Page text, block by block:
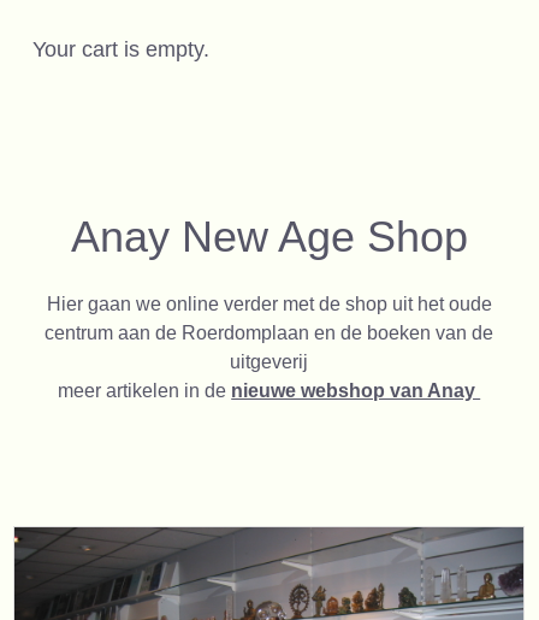
Your cart is empty.
Anay New Age Shop
Hier gaan we online verder met de shop uit het oude
centrum aan de Roerdomplaan en de boeken van de
uitgeverij
meer artikelen in de nieuwe webshop van Anay